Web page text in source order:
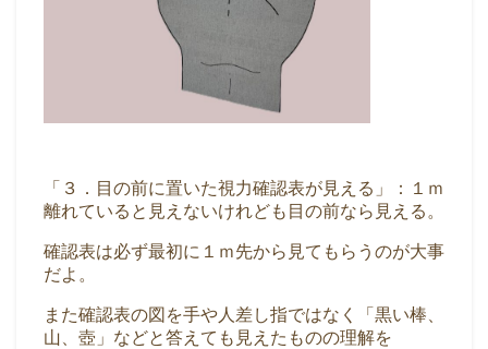
「３．目の前に置いた視力確認表が見える」：１ｍ
離れていると見えないけれども目の前なら見える。
確認表は必ず最初に１ｍ先から見てもらうのが大事
だよ。
また確認表の図を手や人差し指ではなく「黒い棒、
山、壺」などと答えても見えたものの理解を